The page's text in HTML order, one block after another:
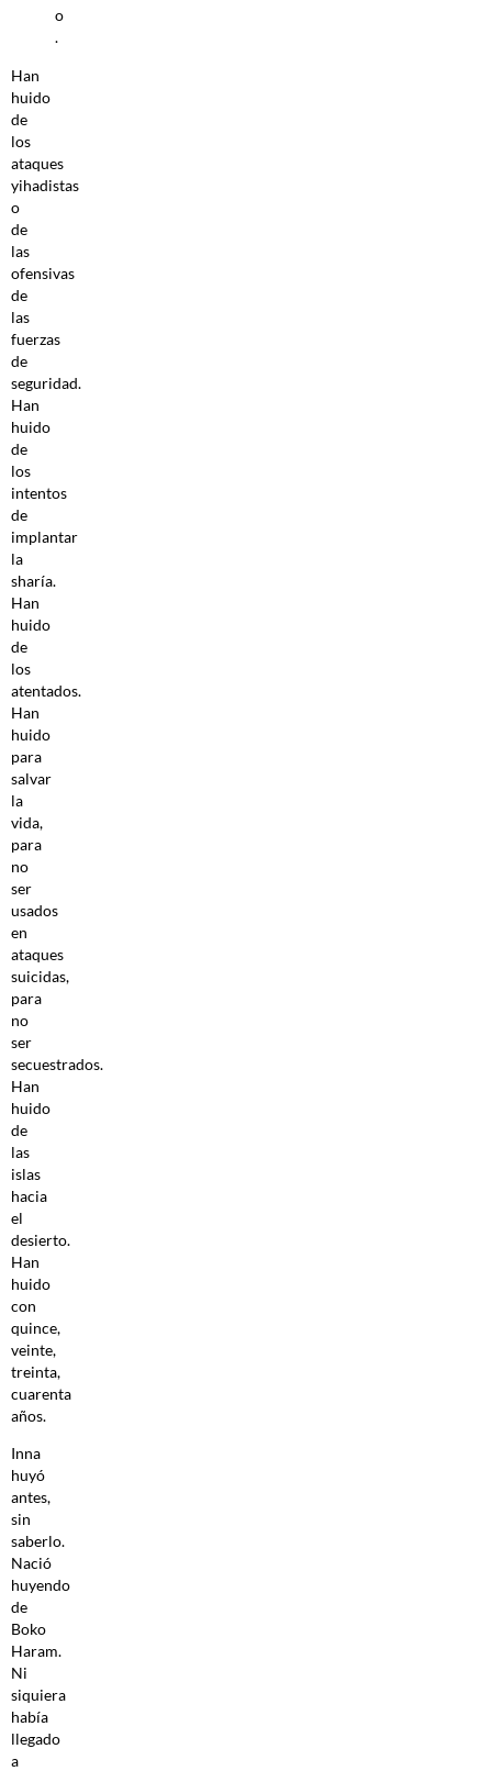
o
.
Han
huido
de
los
ataques
yihadistas
o
de
las
ofensivas
de
las
fuerzas
de
seguridad.
Han
huido
de
los
intentos
de
implantar
la
sharía.
Han
huido
de
los
atentados.
Han
huido
para
salvar
la
vida,
para
no
ser
usados
en
ataques
suicidas,
para
no
ser
secuestrados.
Han
huido
de
las
islas
hacia
el
desierto.
Han
huido
con
quince,
veinte,
treinta,
cuarenta
años.
Inna
huyó
antes,
sin
saberlo.
Nació
huyendo
de
Boko
Haram.
Ni
siquiera
había
llegado
a